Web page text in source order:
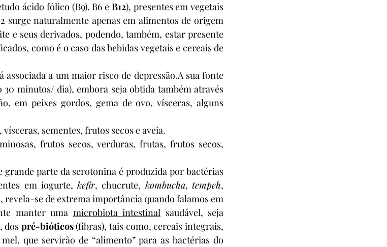
ácido fólico (B9), B6 e B12), presentes em vegetais
surge naturalmente apenas em alimentos de origem
e seus derivados, podendo, também, estar presente
como é o caso das bebidas vegetais e cereais de
associada a um maior risco de depressão.A sua fonte
minutos/ dia), embora seja obtida também através
em peixes gordos, gema de ovo, vísceras, alguns
sementes, frutos secos e aveia.
frutos secos, verduras, frutas, frutos secos,
grande parte da serotonina é produzida por bactérias
em iogurte, kefir, chucrute, kombucha, tempeh,
se de extrema importância quando falamos em
manter uma microbiota intestinal saudável, seja
dos pré-bióticos (fibras), tais como, cereais integrais,
que servirão de “alimento” para as bactérias do